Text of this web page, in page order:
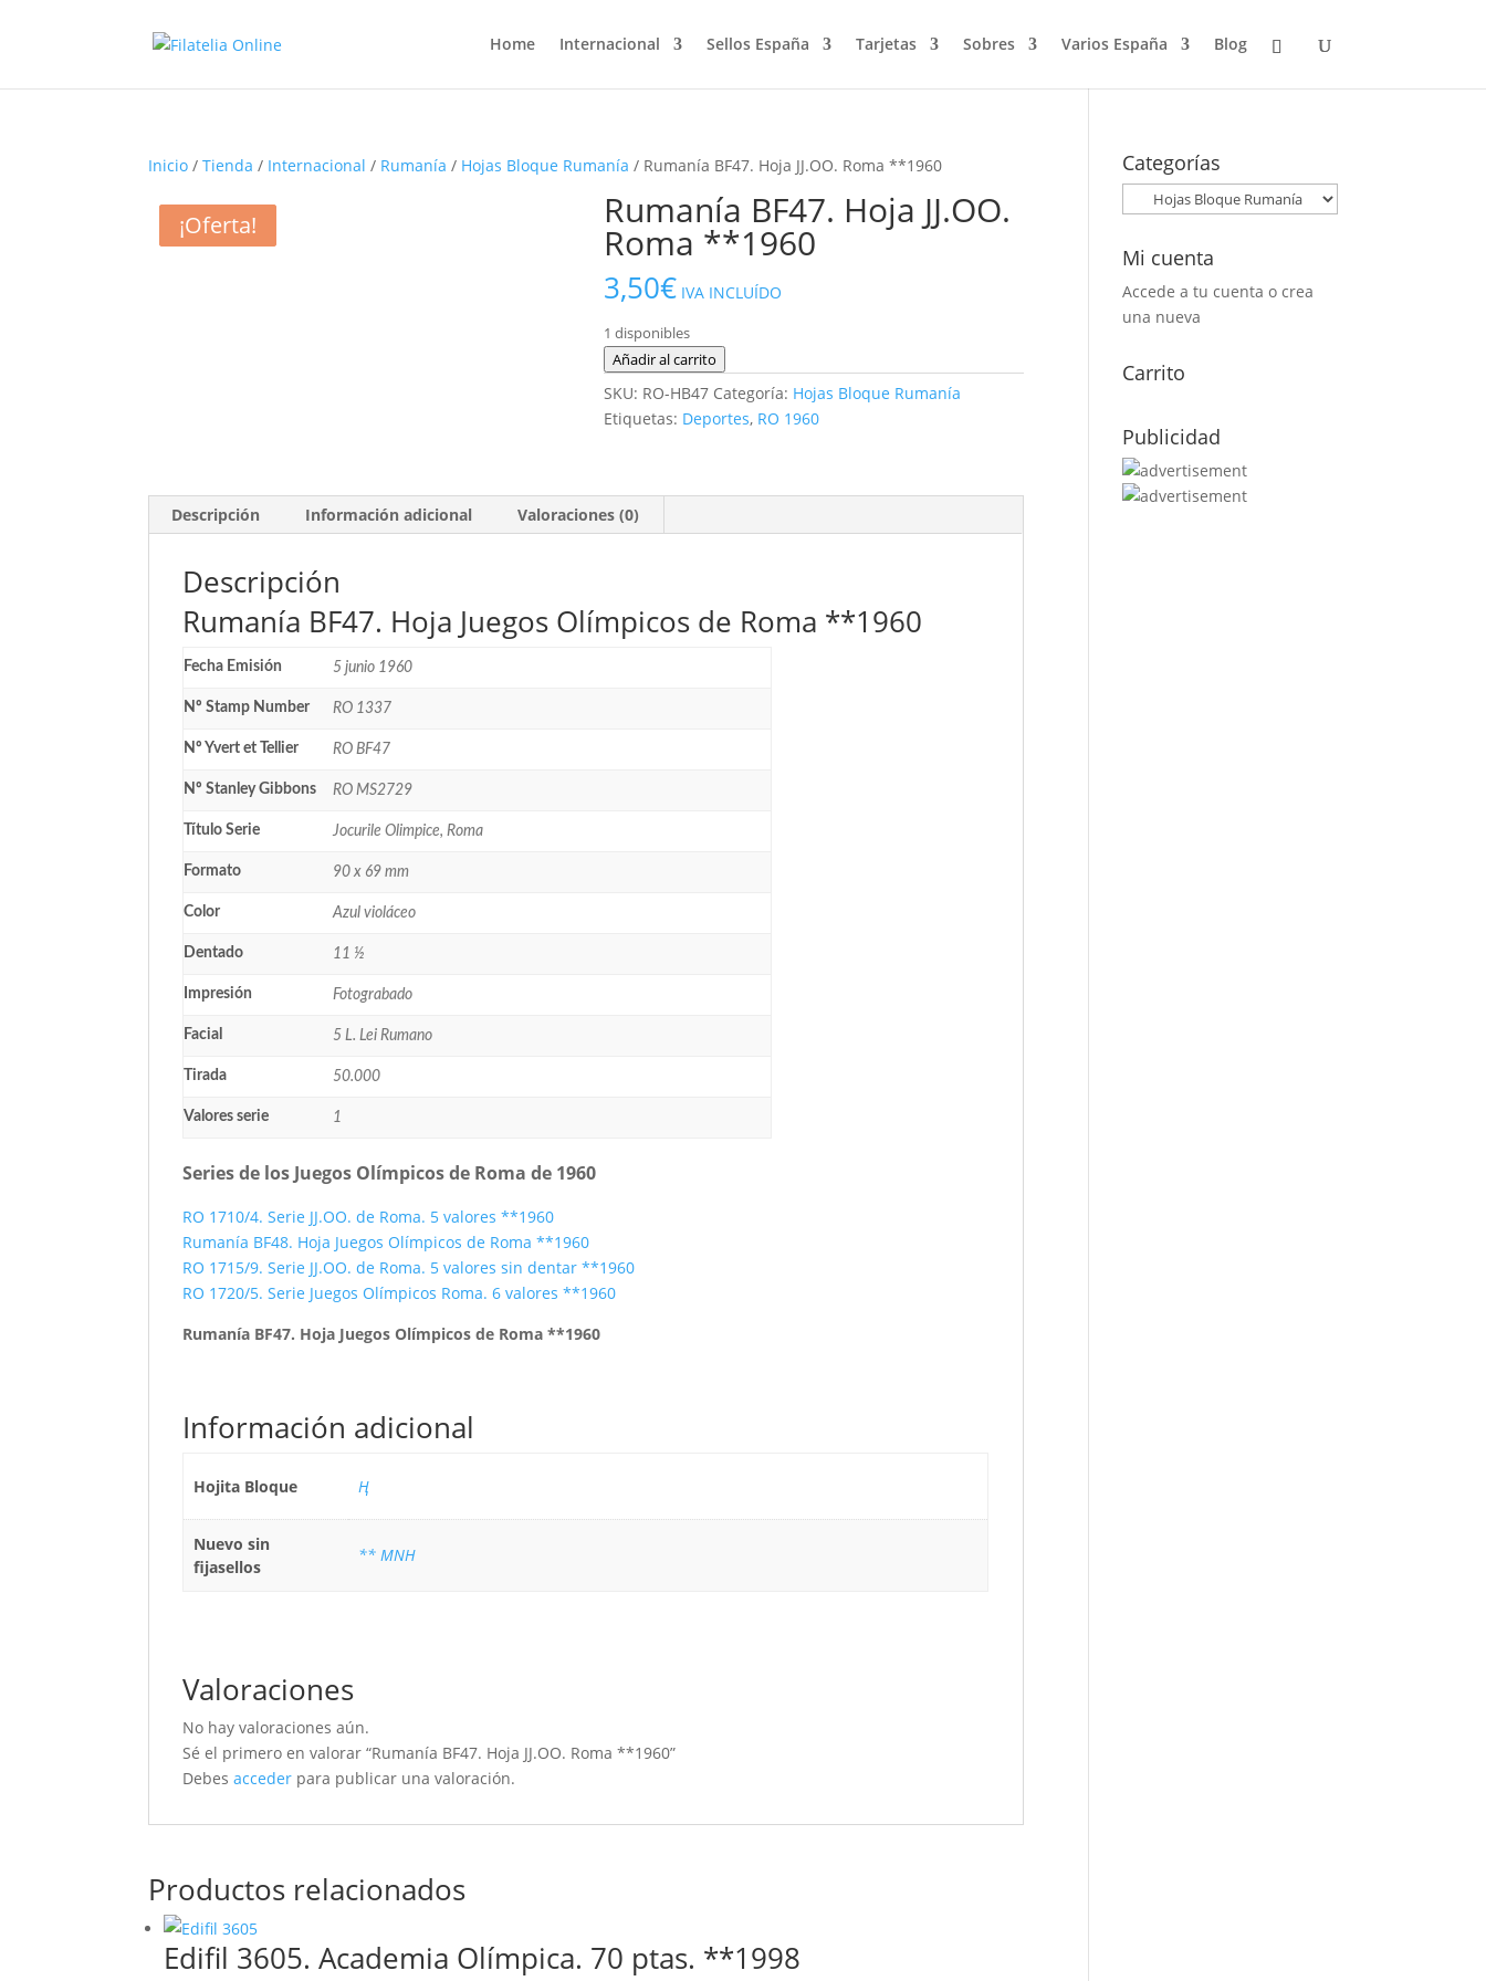
Home Internacional Sellos España Tarjetas Sobres Varios España Blog
Inicio /Tienda / Internacional / Rumanía / Hojas Bloque Rumanía / Rumanía BF47. Hoja JJ.OO. Roma **1960
Rumanía BF47. Hoja JJ.OO.
Roma **1960
3,50€ IVA INCLUÍDO
1 disponibles
Rumanía
BF47.
Hoja
JJ.OO.
cantidad
Añadir al carrito
SKU: RO-HB47 Categoría: Hojas Bloque Rumanía
Etiquetas: Deportes, RO 1960
Descripción Información adicional Valoraciones (0)
Descripción
Rumanía BF47. Hoja Juegos Olímpicos de Roma **1960
Fecha Emisión 5 junio 1960
Nº Stamp Number RO 1337
Nº Yvert et Tellier RO BF47
Nº Stanley Gibbons RO MS2729
Título Serie Jocurile Olimpice, Roma
Formato 90 x 69 mm
Color Azul violáceo
Dentado 11 ½
Impresión Fotograbado
Facial 5 L. Lei Rumano
Tirada 50.000
Valores serie 1
Series de los Juegos Olímpicos de Roma de 1960
RO 1710/4. Serie JJ.OO. de Roma. 5 valores **1960
Rumanía BF48. Hoja Juegos Olímpicos de Roma **1960
RO 1715/9. Serie JJ.OO. de Roma. 5 valores sin dentar **1960
RO 1720/5. Serie Juegos Olímpicos Roma. 6 valores **1960
Rumanía BF47. Hoja Juegos Olímpicos de Roma **1960
Información adicional
Hojita Bloque Ң
Nuevo sin
fijasellos
** MNH
Valoraciones
No hay valoraciones aún.
Sé el primero en valorar “Rumanía BF47. Hoja JJ.OO. Roma **1960”
Debesacceder para publicar una valoración.
Productos relacionados
¡Oferta!
Edifil 3605. Academia Olímpica. 70 ptas. **1998
¡Oferta!
Categorías
Mi cuenta
Accede a tu cuenta o crea
una nueva
Carrito
Publicidad